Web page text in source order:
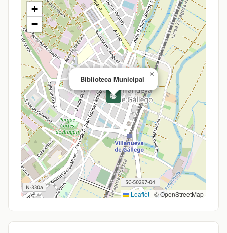
📚
Biblioteca Municipal
×
+
−
Leaflet | © OpenStreetMap